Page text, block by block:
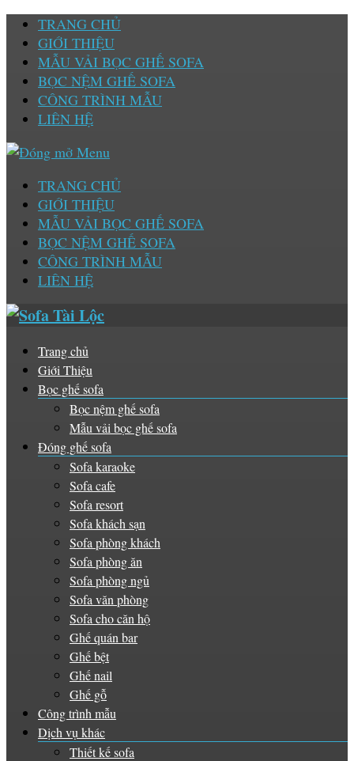
TRANG CHỦ
GIỚI THIỆU
MẪU VẢI BỌC GHẾ SOFA
BỌC NỆM GHẾ SOFA
CÔNG TRÌNH MẪU
LIÊN HỆ
TRANG CHỦ
GIỚI THIỆU
MẪU VẢI BỌC GHẾ SOFA
BỌC NỆM GHẾ SOFA
CÔNG TRÌNH MẪU
LIÊN HỆ
Trang chủ
Giới Thiệu
Bọc ghế sofa
Bọc nệm ghế sofa
Mẫu vải bọc ghế sofa
Đóng ghế sofa
Sofa karaoke
Sofa cafe
Sofa resort
Sofa khách sạn
Sofa phòng khách
Sofa phòng ăn
Sofa phòng ngủ
Sofa văn phòng
Sofa cho căn hộ
Ghế quán bar
Ghế bệt
Ghế nail
Ghế gỗ
Công trình mẫu
Dịch vụ khác
Thiết kế sofa